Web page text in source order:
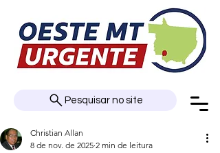
Pesquisar no site
Christian Allan
8 de nov. de 2025 2 min de leitura